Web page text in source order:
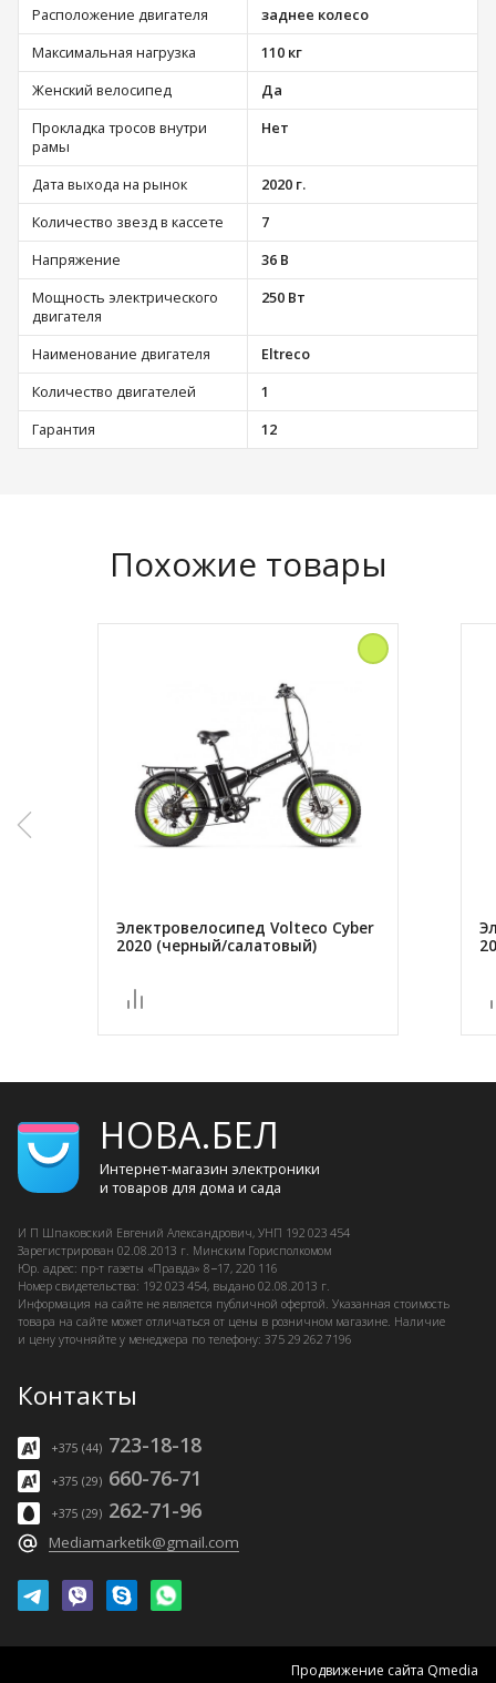
Расположение двигателя
заднее колесо
Максимальная нагрузка
110 кг
Женский велосипед
Да
Прокладка тросов внутри
рамы
Нет
Дата выхода на рынок
2020 г.
Количество звезд в кассете
7
Напряжение
36 В
Мощность электрического
двигателя
250 Вт
Наименование двигателя
Eltreco
Количество двигателей
1
Гарантия
12
Похожие товары
Электровелосипед Volteco Cyber
2020 (черный/салатовый)
НОВА.БЕЛ
Интернет-магазин электроники
и товаров для дома и сада
И П Шпаковский Евгений Александрович, УНП 192 023 454
Зарегистрирован 02.08.2013 г. Минским Горисполкомом
Юр. адрес: пр-т газеты «Правда» 8−17, 220 116
Номер свидетельства: 192 023 454, выдано 02.08.2013 г.
Информация на сайте не является публичной офертой. Указанная стоимость
товара на сайте может отличаться от цены в розничном магазине. Наличие
и цену уточняйте у менеджера по телефону: 375 29 262 7196
Контакты
+375 (44) 723-18-18
+375 (29) 660-76-71
+375 (29) 262-71-96
Mediamarketik@gmail.com
Продвижение сайта Qmedia